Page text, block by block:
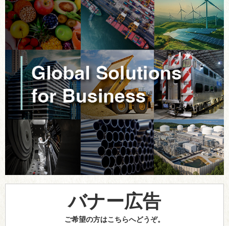
バナー広告
ご希望の方はこちらへどうぞ。